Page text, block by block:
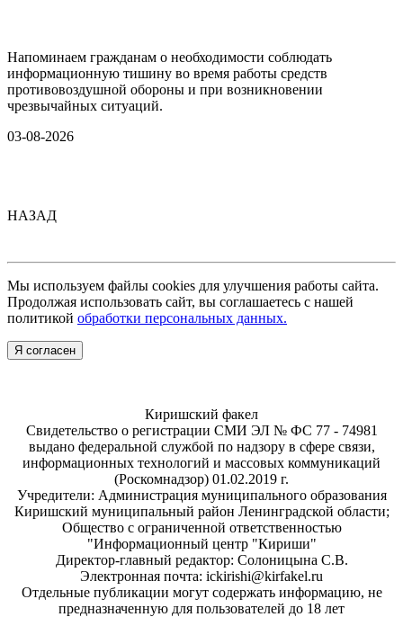
Напоминаем гражданам о необходимости соблюдать
информационную тишину во время работы средств
противовоздушной обороны и при возникновении
чрезвычайных ситуаций.
03-08-2026
НАЗАД
Мы используем файлы cookies для улучшения работы сайта.
Продолжая использовать сайт, вы соглашаетесь с нашей
политикой обработки персональных данных.
Я согласен
Киришский факел
Свидетельство о регистрации СМИ ЭЛ № ФС 77 - 74981
выдано федеральной службой по надзору в сфере связи,
информационных технологий и массовых коммуникаций
(Роскомнадзор) 01.02.2019 г.
Учредители: Администрация муниципального образования
Киришский муниципальный район Ленинградской области;
Общество с ограниченной ответственностью
"Информационный центр "Кириши"
Директор-главный редактор: Солоницына С.В.
Электронная почта: ickirishi@kirfakel.ru
Отдельные публикации могут содержать информацию, не
предназначенную для пользователей до 18 лет